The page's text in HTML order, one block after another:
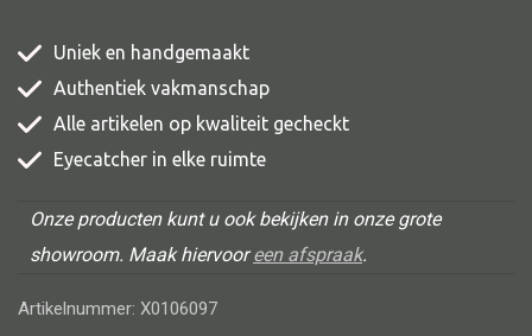
Bank hout
Bank IJzer
Chaise longues
Alle lampen
Uniek en handgemaakt
Authentiek vakmanschap
Alle artikelen op kwaliteit gecheckt
Eyecatcher in elke ruimte
Onze producten kunt u ook bekijken in onze grote
showroom. Maak hiervooreen afspraak.
Artikelnummer: X0106097